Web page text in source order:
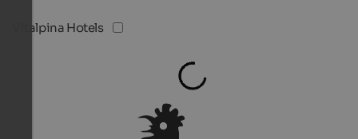
Vitalpina Hotels